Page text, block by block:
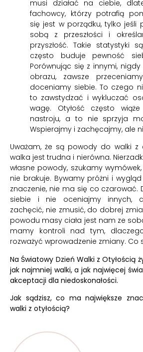
musi działać na ciebie,
fachowcy, którzy potrafią
się jest w porządku, tylko jeśli
sobą z przeszłości i
przyszłość. Takie statystyki
często buduje pewność
Porównując się z innymi,
obrazu, zawsze
doceniamy siebie. To czego
to zawstydzać i wykluczać
wagę. Otyłość często
nastroju, a to nie sprzyja
Wspierajmy i zachęcajmy, ale
Uważam, że są powody do walki z
walka jest trudna i nierówna.
własne powody, szukamy
nie brakuje. Bywamy próżni i
znaczenie, nie ma się co czarować.
siebie i nie oceniajmy innych,
zachęcić, nie zmusić, do dobrej
powodu masy ciała jest nam ze
mamy kontroli nad tym,
rozważyć wprowadzenie zmiany. Co
Na Światowy Dzień Walki z Otyłością
jak najmniej walki, a jak najwięcej
akceptacji dla niedoskonałości.
Jak sądzisz, co ma największe
walki z otyłością?